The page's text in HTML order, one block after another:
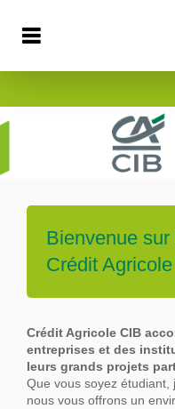
Bienvenue
Crédit
Crédit Agricole CIB
entreprises et des
leurs grands projets
Que vous soyez étudiant,
nous vous offrons un